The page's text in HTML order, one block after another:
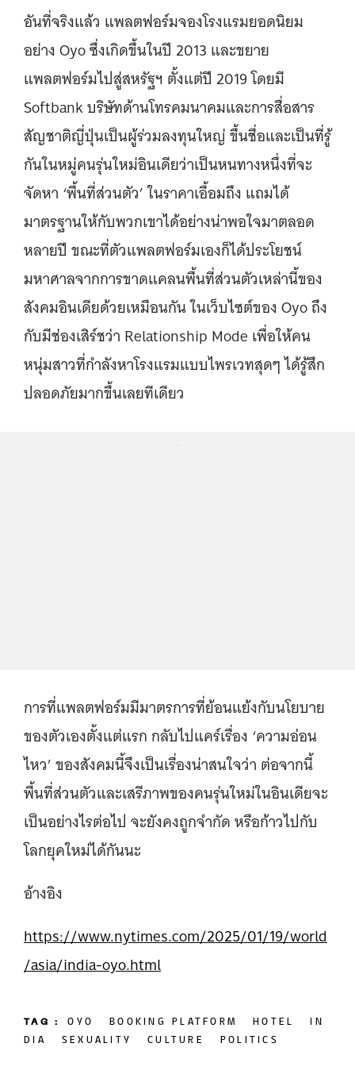
อันที่จริงแล้ว แพลตฟอร์มจองโรงแรมยอดนิยม
อย่าง Oyo ซึ่งเกิดขึ้นในปี 2013 และขยาย
แพลตฟอร์มไปสู่สหรัฐฯ ตั้งแต่ปี 2019 โดยมี
Softbank บริษัทด้านโทรคมนาคมและการสื่อสาร
สัญชาติญี่ปุ่นเป็นผู้ร่วมลงทุนใหญ่ ขึ้นชื่อและเป็นที่รู้
กันในหมู่คนรุ่นใหม่อินเดียว่าเป็นหนทางหนึ่งที่จะ
จัดหา ‘พื้นที่ส่วนตัว’ ในราคาเอื้อมถึง แถมได้
มาตรฐานให้กับพวกเขาได้อย่างน่าพอใจมาตลอด
หลายปี ขณะที่ตัวแพลตฟอร์มเองก็ได้ประโยชน์
มหาศาลจากการขาดแคลนพื้นที่ส่วนตัวเหล่านี้ของ
สังคมอินเดียด้วยเหมือนกัน ในเว็บไซต์ของ Oyo ถึง
กับมีช่องเสิร์ชว่า Relationship Mode เพื่อให้คน
หนุ่มสาวที่กำลังหาโรงแรมแบบไพรเวทสุดๆ ได้รู้สึก
ปลอดภัยมากขึ้นเลยทีเดียว
การที่แพลตฟอร์มมีมาตรการที่ย้อนแย้งกับนโยบาย
ของตัวเองตั้งแต่แรก กลับไปแคร์เรื่อง ‘ความอ่อน
ไหว’ ของสังคมนี้จึงเป็นเรื่องน่าสนใจว่า ต่อจากนี้
พื้นที่ส่วนตัวและเสรีภาพของคนรุ่นใหม่ในอินเดียจะ
เป็นอย่างไรต่อไป จะยังคงถูกจำกัด หรือก้าวไปกับ
โลกยุคใหม่ได้กันนะ
อ้างอิง
https://www.nytimes.com/2025/01/19/world
/asia/india-oyo.html
TAG : OYO BOOKING PLATFORM HOTEL IN
DIA SEXUALITY CULTURE POLITICS